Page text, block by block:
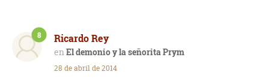
Ricardo Rey
El demonio y la señorita Prym
8
28 de abril de 2014